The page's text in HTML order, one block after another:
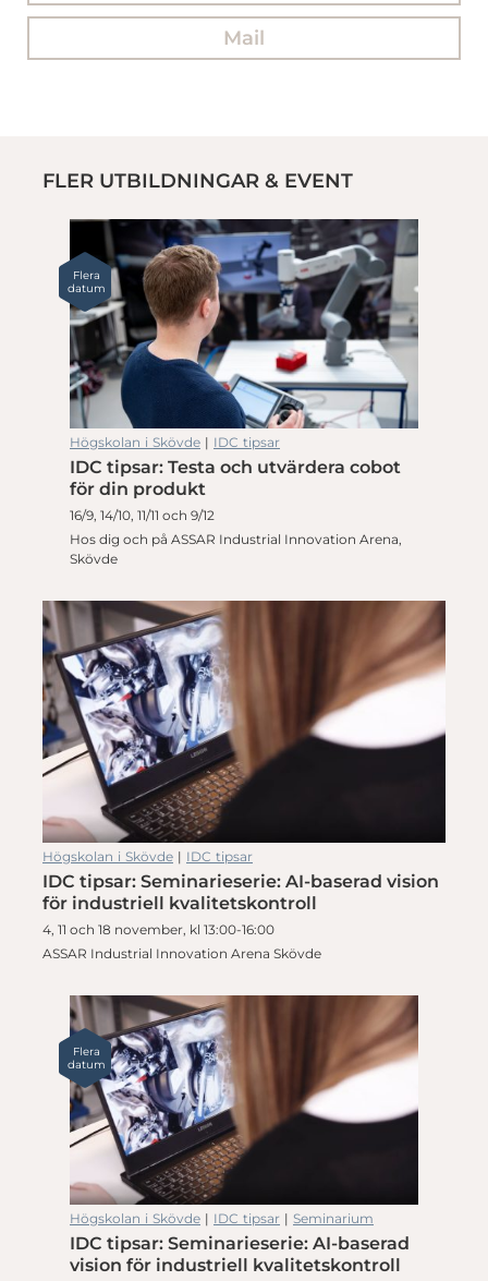
Mail
FLER UTBILDNINGAR & EVENT
Flera
datum
Högskolan i Skövde | IDC tipsar
IDC tipsar: Testa och utvärdera cobot
för din produkt
16/9, 14/10, 11/11 och 9/12
Hos dig och på ASSAR Industrial Innovation Arena,
Skövde
Högskolan i Skövde | IDC tipsar
IDC tipsar: Seminarieserie: AI-baserad vision
för industriell kvalitetskontroll
4, 11 och 18 november, kl 13:00-16:00
ASSAR Industrial Innovation Arena Skövde
Flera
datum
Högskolan i Skövde | IDC tipsar | Seminarium
IDC tipsar: Seminarieserie: AI-baserad
vision för industriell kvalitetskontroll